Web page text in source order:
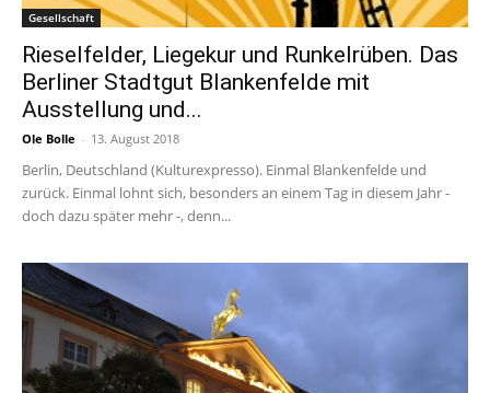
Gesellschaft
Rieselfelder, Liegekur und Runkelrüben. Das
Berliner Stadtgut Blankenfelde mit
Ausstellung und...
Ole Bolle - 13. August 2018
Berlin, Deutschland (Kulturexpresso). Einmal Blankenfelde und
zurück. Einmal lohnt sich, besonders an einem Tag in diesem Jahr -
doch dazu später mehr -, denn...